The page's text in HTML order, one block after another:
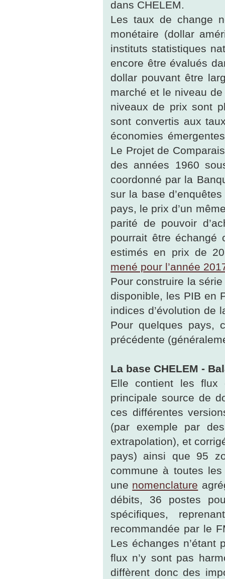
dans CHELEM.
Les taux de change
monétaire (dollar
instituts statistiques
encore être évalués
dollar pouvant être
marché et le niveau
niveaux de prix sont
sont convertis aux
économies
Le Projet de
des années 1960
coordonné par la
sur la base
pays, le prix d’un
parité de pouvoir
pourrait être échangé
estimés en prix de
mené pour l’année
Pour construire la
disponible, les PIB en
indices d’évolution de
Pour quelques pays,
précédente
La base CHELEM -
Elle contient les flux
principale source de
ces différentes
(par exemple par
extrapolation), et
pays) ainsi que 95
commune à toutes
une nomenclature
débits, 36 postes
spécifiques,
recommandée par le
Les échanges n’étant
flux n’y sont pas
diffèrent donc des